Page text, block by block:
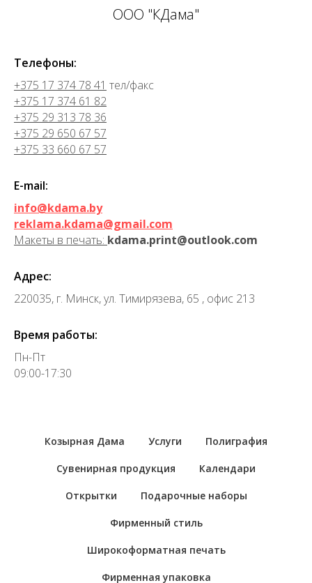
ООО "КДама"
Телефоны:
+375 17 374 78 41 тел/факс
+375 17 374 61 82
+375 29 313 78 36
+375 29 650 67 57
+375 33 660 67 57
E-mail:
info@kdama.by
reklama.kdama@gmail.com
Макеты в печать: kdama.print@outlook.com
Адрес:
220035, г. Минск, ул. Тимирязева, 65 , офис 213
Время работы:
Пн-Пт
09:00-17:30
Козырная Дама Услуги Полиграфия
Сувенирная продукция Календари
Открытки Подарочные наборы
Фирменный стиль
Широкоформатная печать
Фирменная упаковка